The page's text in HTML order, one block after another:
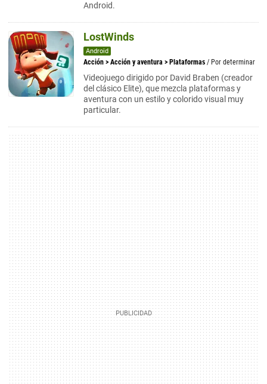
Android.
LostWinds
Android
Acción > Acción y aventura > Plataformas / Por determinar
Videojuego dirigido por David Braben (creador
del clásico Elite), que mezcla plataformas y
aventura con un estilo y colorido visual muy
particular.